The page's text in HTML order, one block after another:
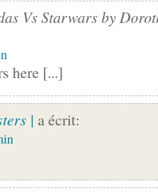
Vs Starwars by
here [...]
| a écrit: